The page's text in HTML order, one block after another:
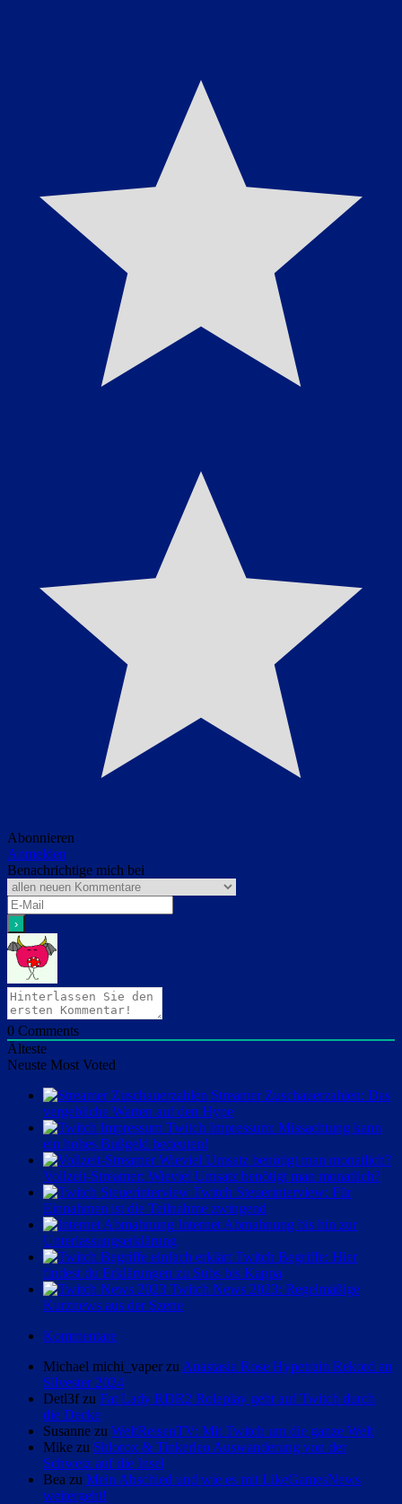
Abonnieren
Anmelden
Benachrichtige mich bei
0 Comments
Älteste
Neuste Most Voted
Streamer Zuschauerzahlen: Das
vergebliche Warten auf den Hype
Twitch Impressum: Missachtung kann
ein hohes Bußgeld bedeuten!
Vollzeit-Streamer: Wieviel Umsatz benötigt man monatlich?
Twitch Steuerinterview: Für
Einnahmen ist die Teilnahme zwingend
Internet Abmahnung bis hin zur
Unterlassungserklärung
Twitch Begriffe: Hier
findest du Erklärungen zu Subs bis Kappa
Twitch News 2023: Regelmäßige
Kurznews aus der Szene
Kommentare
Michael michi_vaper zu Anastasia Rose Hypetrain Rekord an
Silvester 2024
Detl3f zu Fat Lady RDR2 Roleplay geht auf Twitch durch
die Decke
Susanne zu WeltReisenTV: Mit Twitch um die ganze Welt
Mike zu Shlorox & Tinkerleo Auswanderung von der
Schweiz auf die Insel
Bea zu Mein Abschied und wie es mit LikeGamesNews
weitergeht!